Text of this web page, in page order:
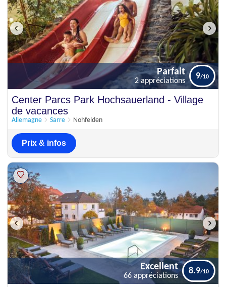
Parfait 9
Center Parcs Park Hochsauerland - Village
de vacances
Allemagne Sarre Nohfelden
Parfait
2 appréciations
9
Prix & infos
Excellent
66 appréciations
8.9